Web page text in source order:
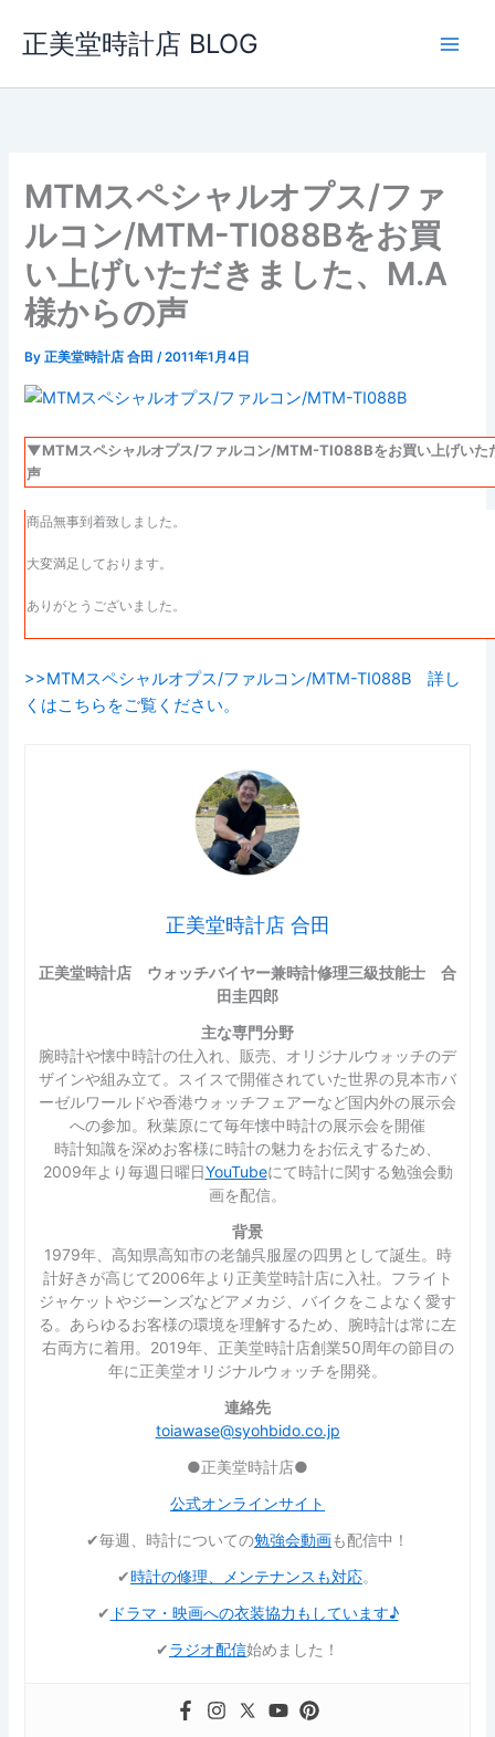
ス
正美堂時計店 BLOG
MTMスペシャルオプス/ファ
ルコン/MTM-TI088Bをお買
い上げいただきました、M.A
様からの声
By正美堂時計店 合田/2011年1月4日
▼MTMスペシャルオプス/ファルコン/MTM-TI088Bをお買い上げいた
声
商品無事到着致しました。
大変満足しております。
ありがとうございました。
>>MTMスペシャルオプス/ファルコン/MTM-TI088B 詳し
くはこちらをご覧ください。
正美堂時計店 合田
正美堂時計店 ウォッチバイヤー兼時計修理三級技能士 合
田圭四郎
主な専門分野
腕時計や懐中時計の仕入れ、販売、オリジナルウォッチのデ
ザインや組み立て。スイスで開催されていた世界の見本市バ
ーゼルワールドや香港ウォッチフェアーなど国内外の展示会
への参加。秋葉原にて毎年懐中時計の展示会を開催
時計知識を深めお客様に時計の魅力をお伝えするため、
2009年より毎週日曜日YouTubeにて時計に関する勉強会動
画を配信。
背景
1979年、高知県高知市の老舗呉服屋の四男として誕生。時
計好きが高じて2006年より正美堂時計店に入社。フライト
ジャケットやジーンズなどアメカジ、バイクをこよなく愛す
る。あらゆるお客様の環境を理解するため、腕時計は常に左
右両方に着用。2019年、正美堂時計店創業50周年の節目の
年に正美堂オリジナルウォッチを開発。
連絡先
toiawase@syohbido.co.jp
●正美堂時計店●
公式オンラインサイト
✔︎毎週、時計についての勉強会動画も配信中！
✔︎時計の修理、メンテナンスも対応。
✔︎ ドラマ・映画への衣装協力もしています♪
✔︎ラジオ配信始めました！